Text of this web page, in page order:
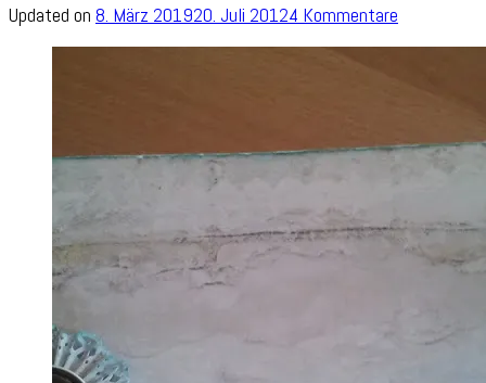
Updated on 8. März 201920. Juli 20124 Kommentare
Album